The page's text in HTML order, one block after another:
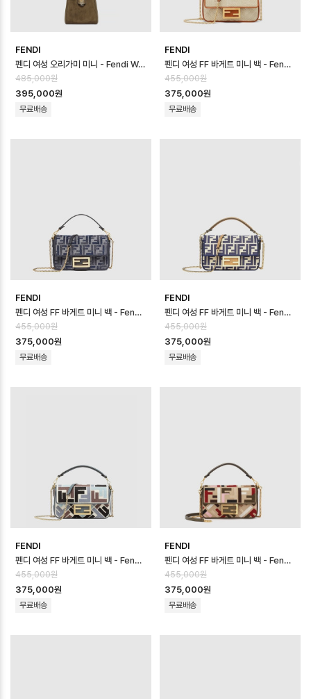
FENDI
펜디 여성 오리가미 미니 - Fendi Womens Origami Mini - feb170…
485,000원
395,000원
무료배송
FENDI
펜디 여성 FF 바게트 미니 백 - Fendi Womens FF Baguette Mini …
455,000원
375,000원
무료배송
FENDI
펜디 여성 FF 바게트 미니 백 - Fendi Womens FF Baguette Mini …
455,000원
375,000원
무료배송
FENDI
펜디 여성 FF 바게트 미니 백 - Fendi Womens FF Baguette Mini …
455,000원
375,000원
무료배송
FENDI
펜디 여성 FF 바게트 미니 백 - Fendi Womens FF Baguette Mini …
455,000원
375,000원
무료배송
FENDI
펜디 여성 FF 바게트 미니 백 - Fendi Womens FF Baguette Mini …
455,000원
375,000원
무료배송